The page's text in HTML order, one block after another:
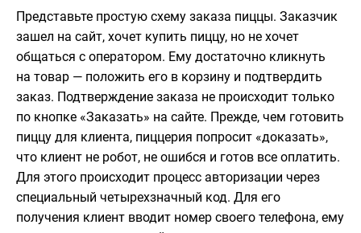
Представьте простую схему заказа пиццы. Заказчик
зашел на сайт, хочет купить пиццу, но не хочет
общаться с оператором. Ему достаточно кликнуть
на товар — положить его в корзину и подтвердить
заказ. Подтверждение заказа не происходит только
по кнопке «Заказать» на сайте. Прежде, чем готовить
пиццу для клиента, пиццерия попросит «доказать»,
что клиент не робот, не ошибся и готов все оплатить.
Для этого происходит процесс авторизации через
специальный четырехзначный код. Для его
получения клиент вводит номер своего телефона, ему